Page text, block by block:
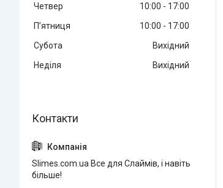
Четвер
10:00
17:00
Пʼятниця
10:00
17:00
Субота
Вихідний
Неділя
Вихідний
Slimes.com.ua Все для Слаймів, і навіть
більше!